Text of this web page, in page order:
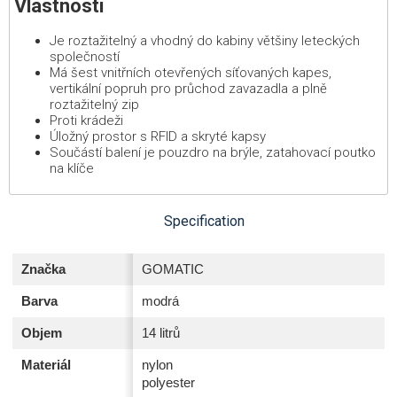
Vlastnosti
Je roztažitelný a vhodný do kabiny většiny leteckých
společností
Má šest vnitřních otevřených síťovaných kapes,
vertikální popruh pro průchod zavazadla a plně
roztažitelný zip
Proti krádeži
Úložný prostor s RFID a skryté kapsy
Součástí balení je pouzdro na brýle, zatahovací poutko
na klíče
Specification
Značka GOMATIC
Barva modrá
Objem 14 litrů
Materiál
nylon
polyester